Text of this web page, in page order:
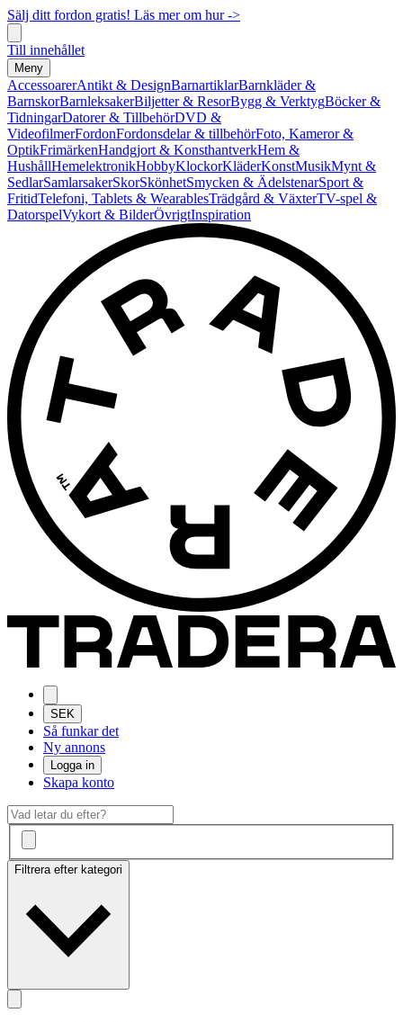
Sälj ditt fordon gratis! Läs mer om hur ->
Till innehållet
Meny
AccessoarerAntikt & DesignBarnartiklarBarnkläder &
BarnskorBarnleksakerBiljetter & ResorBygg & VerktygBöcker &
TidningarDatorer & TillbehörDVD &
VideofilmerFordonFordonsdelar & tillbehörFoto, Kameror &
OptikFrimärkenHandgjort & KonsthantverkHem &
HushållHemelektronikHobbyKlockorKläderKonstMusikMynt &
SedlarSamlarsakerSkorSkönhetSmycken & ÄdelstenarSport &
FritidTelefoni, Tablets & WearablesTrädgård & VäxterTV-spel &
DatorspelVykort & BilderÖvrigtInspiration
SEK
Så funkar det
Ny annons
Logga in
Skapa konto
Filtrera efter kategori